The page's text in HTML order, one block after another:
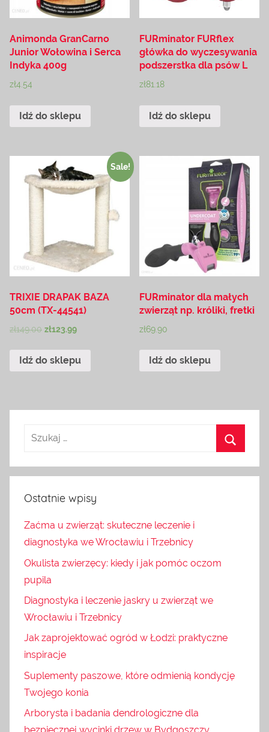
Animonda GranCarno
Junior Wołowina i Serca
Indyka 400g
zł4.54
Idź do sklepu
FURminator FURflex
główka do wyczesywania
podszerstka dla psów L
zł81.18
Idź do sklepu
Sale!
TRIXIE DRAPAK BAZA
50cm (TX-44541)
zł149.00 zł123.99
Idź do sklepu
FURminator dla małych
zwierząt np. króliki, fretki
zł69.90
Idź do sklepu
Ostatnie wpisy
Zaćma u zwierząt: skuteczne leczenie i
diagnostyka we Wrocławiu i Trzebnicy
Okulista zwierzęcy: kiedy i jak pomóc oczom
pupila
Diagnostyka i leczenie jaskry u zwierząt we
Wrocławiu i Trzebnicy
Jak zaprojektować ogród w Łodzi: praktyczne
inspiracje
Suplementy paszowe, które odmienią kondycję
Twojego konia
Arborysta i badania dendrologiczne dla